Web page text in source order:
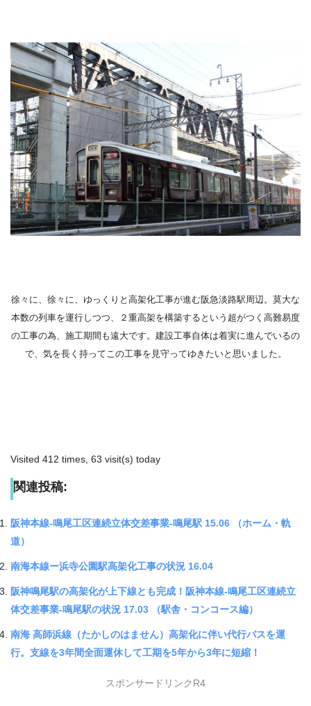
徐々に、徐々に、ゆっくりと高架化工事が進む阪急淡路駅周辺。莫大な
本数の列車を運行しつつ、２重高架を構築するという超がつく高難易度
の工事の為、施工期間も遠大です。建設工事自体は着実に進んでいるの
で、気を長く持ってこの工事を見守ってゆきたいと思いました。
Visited 412 times, 63 visit(s) today
関連投稿:
阪神本線-鳴尾工区連続立体交差事業-鳴尾駅 15.06 （ホーム・軌
道）
南海本線ー浜寺公園駅高架化工事の状況 16.04
阪神鳴尾駅の高架化が上下線とも完成！阪神本線-鳴尾工区連続立
体交差事業-鳴尾駅の状況 17.03 （駅舎・コンコース編）
南海 高師浜線（たかしのはません）高架化に伴い代行バスを運
行。支線を3年間全面運休して工期を5年から3年に短縮！
スポンサードリンクR4